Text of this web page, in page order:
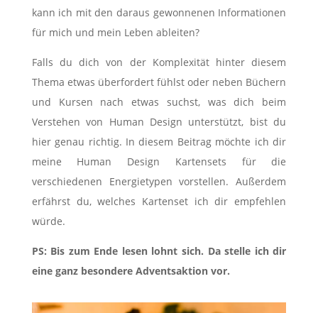
kann ich mit den daraus gewonnenen Informationen
für mich und mein Leben ableiten?
Falls du dich von der Komplexität hinter diesem
Thema etwas überfordert fühlst oder neben Büchern
und Kursen nach etwas suchst, was dich beim
Verstehen von Human Design unterstützt, bist du
hier genau richtig. In diesem Beitrag möchte ich dir
meine Human Design Kartensets für die
verschiedenen Energietypen vorstellen. Außerdem
erfährst du, welches Kartenset ich dir empfehlen
würde.
PS: Bis zum Ende lesen lohnt sich. Da stelle ich dir
eine ganz besondere Adventsaktion vor.